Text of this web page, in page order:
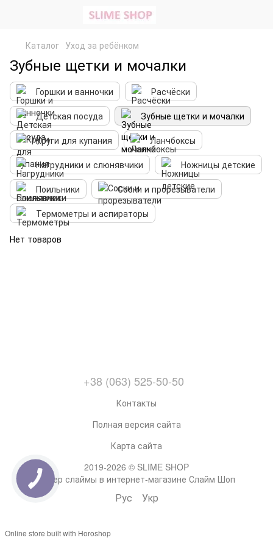
Каталог Уход за ребёнком
Зубные щетки и мочалки
Горшки и ванночки
Расчёски
Детская посуда
Зубные щетки и мочалки
Круги для купания
Ланчбоксы
Нагрудники и слюнявчики
Ножницы детские
Поильники
Соски и прорезыватели
Термометры и аспираторы
Нет товаров
+38 (063) 525-50-50
Контакты
Полная версия сайта
Карта сайта
2019-2026 © SLIME SHOP
Супер слаймы в интернет-магазине Слайм Шоп
Рус Укр
Online store built with Horoshop